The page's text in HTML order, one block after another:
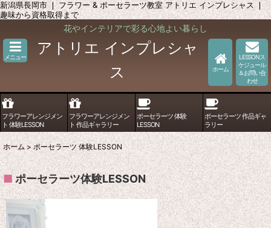
新潟県長岡市 ❘ フラワー & ポーセラーツ教室 アトリエ インプレシャス ❘
趣味から資格取得まで
花やインテリアで彩る心地よい暮らし
メニュー
アトリエ インプレシャ
ス
ホーム
LESSONス
ケジュール
＆お問い合
わせ
フラワーアレンジメン
ト 体験LESSON
フラワーアレンジメン
ト 作品ギャラリー
ポーセラーツ 体験
LESSON
ポーセラーツ 作品ギャ
ラリー
ホーム > ポーセラーツ 体験LESSON
■ポーセラーツ体験LESSON